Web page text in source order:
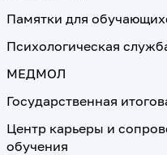
Памятки для
Психологическая
МЕДМОЛ
Государственная
Центр карьеры и
обучения